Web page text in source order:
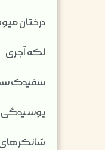
درختان
لکه آجری
سفیدک
پوسیدگی